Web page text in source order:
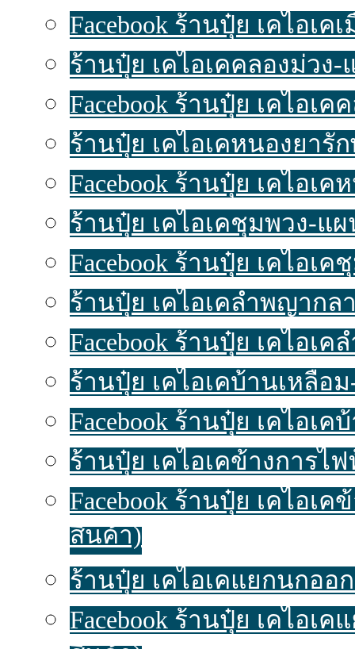
Facebook ร้านปุ๋ย เคไอเ
ร้านปุ๋ย เคไอเคคลองม่วง
Facebook ร้านปุ๋ย เคไอเ
ร้านปุ๋ย เคไอเคหนองยารั
Facebook ร้านปุ๋ย เคไอ
ร้านปุ๋ย เคไอเคชุมพวง-แ
Facebook ร้านปุ๋ย เคไอ
ร้านปุ๋ย เคไอเคลำพญากล
Facebook ร้านปุ๋ย เคไอ
ร้านปุ๋ย เคไอเคบ้านเหลื่อ
Facebook ร้านปุ๋ย เคไอ
ร้านปุ๋ย เคไอเคข้างการ
Facebook ร้านปุ๋ย เคไอ
สินค้า)
ร้านปุ๋ย เคไอเคแยกนกอ
Facebook ร้านปุ๋ย เคไอ